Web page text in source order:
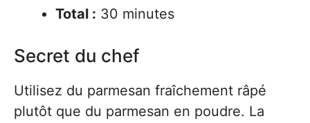
Total : 30 minutes
Secret du chef
Utilisez du parmesan fraîchement râpé
plutôt que du parmesan en poudre. La